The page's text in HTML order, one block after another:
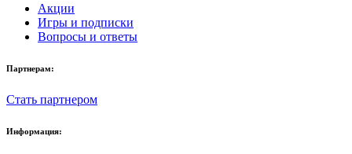
Акции
Игры и подписки
Вопросы и ответы
Партнерам:
Стать партнером
Информация: